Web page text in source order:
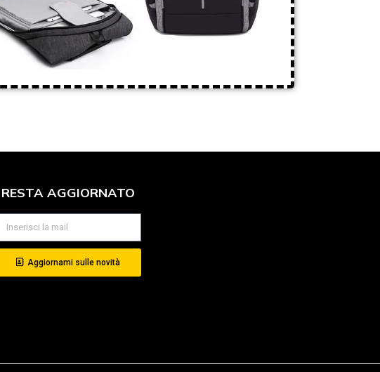
RESTA AGGIORNATO
Aggiornami sulle novità